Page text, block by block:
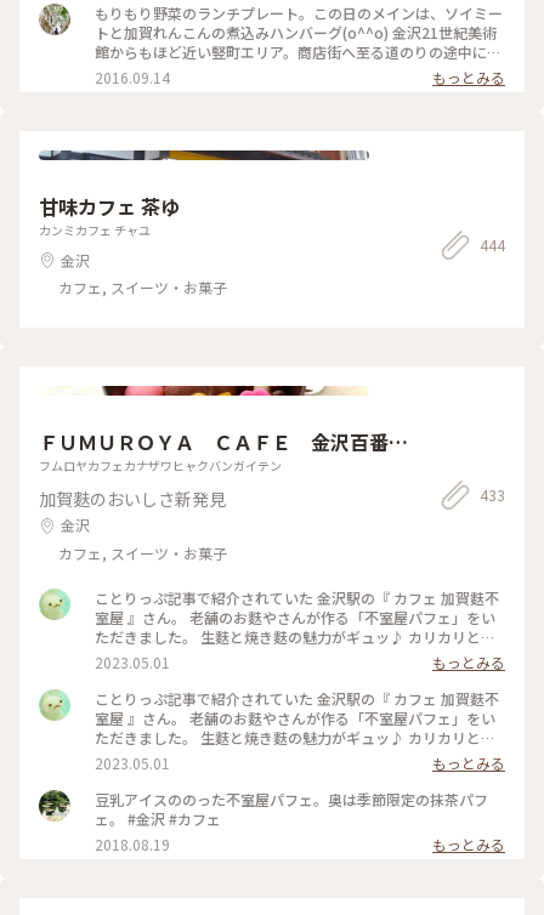
もりもり野菜のランチプレート。この日のメインは、ソイミー
トと加賀れんこんの煮込みハンバーグ(o^^o) 金沢21世紀美術
館からもほど近い竪町エリア。商店街へ至る道のりの途中にあ
る町屋カフェ"FULL OF BEANS"で遅めのランチ♪のんびりとし
た優しくて素敵なカフェです^ ^ たっぷりの野菜を使ったプレ
中。こんなプレートなら体にも心にも優しくて、すぐにフルリ
町屋カフェ#リノベカフェ#加賀野菜#ベジタリアン#竪町#金沢
#石川#北陸#ひとり旅
2016.09.14 もっとみる
甘味カフェ 茶ゆ
カンミカフェ チャユ
金沢
カフェ, スイーツ・お菓子
444
ＦＵＭＵＲＯＹＡ ＣＡＦＥ 金沢百番街
店
フムロヤカフェカナザワヒャクバンガイテン
加賀麩のおいしさ新発見
金沢
カフェ, スイーツ・お菓子
433
ことりっぷ記事で紹介されていた 金沢駅の『 カフェ 加賀麩不
室屋 』さん。 老舗のお麩やさんが作る「不室屋パフェ」をい
ただきました。 生麩と焼き麩の魅力がギュッ♪ カリカリと固
めの食感が楽しい毬麩。 さくさくのおやつ麩は、香ばしいふ
がし。 可愛いお花のかたちの生花麩。 もちもちでカラフルな
しら玉生麩。 「ふ」とかかれたパリパリのふやきモナカ。 こ
んなに一度に色々な“麩”を味わえるなんて贅沢ですね✨ 豆乳ア
イスで冷たくなった舌は、ウエハースの代わりにふやきモナカ
で箸休め。 焼き麩は食感が変わっていくのも楽しいです。黒蜜
ゼリーはさっぱりしていて、お麩たちを引き立てます。 「麩あ
んみつ」は生麩はもちろん、寒天がおいしい♪天然の天草から
作っているそう。 なめらかなこしあんが合います。 お店は金
沢駅の駅ビルで立ち寄りやすい場所にあります。 不室屋さんの
カフェは、サントリー美術館の中のカフェに行くことがありま
2023.05.01
もっとみる
ことりっぷ記事で紹介されていた 金沢駅の『 カフェ 加賀麩不
室屋 』さん。 老舗のお麩やさんが作る「不室屋パフェ」をい
ただきました。 生麩と焼き麩の魅力がギュッ♪ カリカリと固
めの食感の楽しい毬麩。 さくさくのおやつ麩は、香ばしいふ
がし。 可愛いお花のかたちの生花麩。 もちもちでカラフルな
しら玉生麩。 「ふ」とかかれたパリパリのふやきモナカ。 こ
んなに一度に色々な“麩”を味わえるなんて贅沢ですね✨ 豆乳ア
イスで冷たくなった舌は、ウエハースの代わりにふやきモナカ
で箸休め。 焼き麩は食感が変わっていくのも楽しいです。黒蜜
2023.05.01
もっとみる
豆乳アイスののった不室屋パフェ。奥は季節限定の抹茶パフ
ェ。 #金沢 #カフェ
2018.08.19
もっとみる